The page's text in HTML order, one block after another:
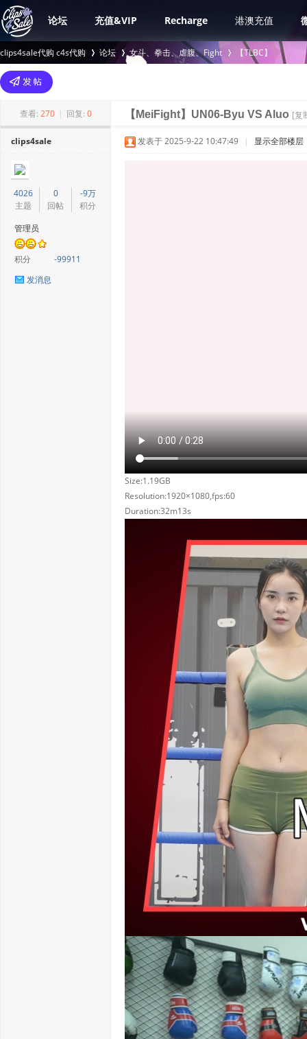
论坛 充值&VIP Recharge 港澳充值
clips4sale代购 c4s代购
>
论坛 女斗、拳击、虐腹、Fight
›
【TLBC】
查看: 270 | 回复: 0 【MeiFight】UN06-Byu VS Aluo [复
clips4sale
4026
主题
0
回帖
-9万
积分
管理员
积分
-99911
发消息
发表于 2025-9-22 10:47:49 | 显示全部楼层
Size:1.19GB
Resolution:1920×1080,fps:60
Duration:32m13s